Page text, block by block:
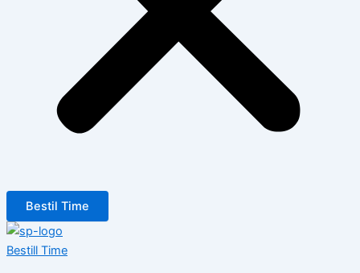
Bestil Time
Bestill Time